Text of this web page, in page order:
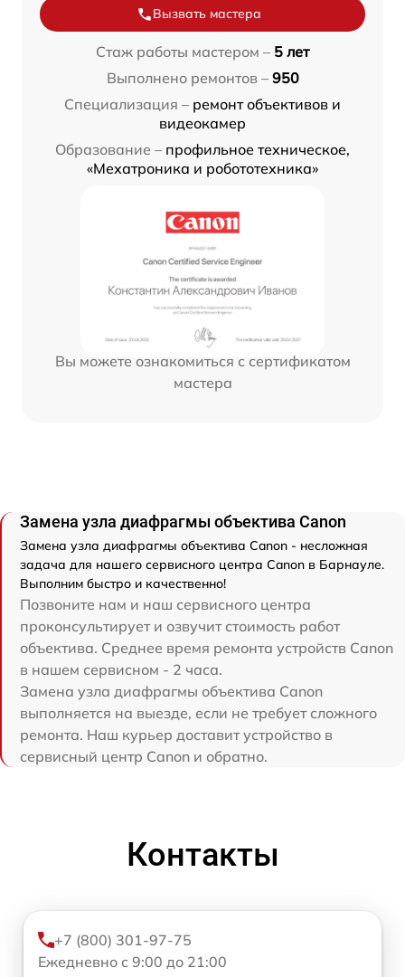
Вызвать мастера
Стаж работы мастером – 5 лет
Выполнено ремонтов – 950
Специализация – ремонт объективов и
видеокамер
Образование – профильное техническое,
«Мехатроника и робототехника»
Вы можете ознакомиться с сертификатом
мастера
Замена узла диафрагмы объектива Canon
Замена узла диафрагмы объектива Canon - несложная
задача для нашего сервисного центра Canon в Барнауле.
Выполним быстро и качественно!
Позвоните нам и наш сервисного центра
проконсультирует и озвучит стоимость работ
объектива. Среднее время ремонта устройств Canon
в нашем сервисном - 2 часа.
Замена узла диафрагмы объектива Canon
выполняется на выезде, если не требует сложного
ремонта. Наш курьер доставит устройство в
сервисный центр Canon и обратно.
Контакты
+7 (800) 301-97-75
Ежедневно с 9:00 до 21:00